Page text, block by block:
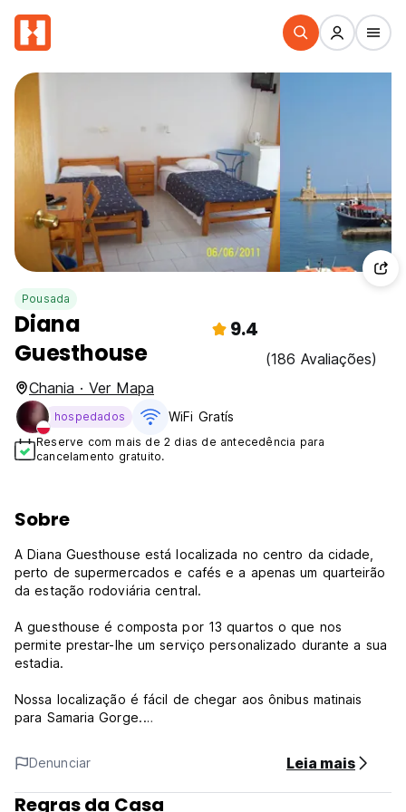
Pousada
Diana
Guesthouse
9.4
(186 Avaliações)
Chania · Ver Mapa
hospedados WiFi Gratís
Reserve com mais de 2 dias de antecedência para
cancelamento gratuito.
Sobre
A Diana Guesthouse está localizada no centro da cidade,
perto de supermercados e cafés e a apenas um quarteirão
da estação rodoviária central.
A guesthouse é composta por 13 quartos o que nos
permite prestar-lhe um serviço personalizado durante a sua
estadia.
Nossa localização é fácil de chegar aos ônibus matinais
para Samaria Gorge.
Chania e a 5 minutos a pé do centro histórico e do porto
veneziano.
Enquanto estiver aqui, você poderá desfrutar de nossos
Denunciar Leia mais
Regras da Casa